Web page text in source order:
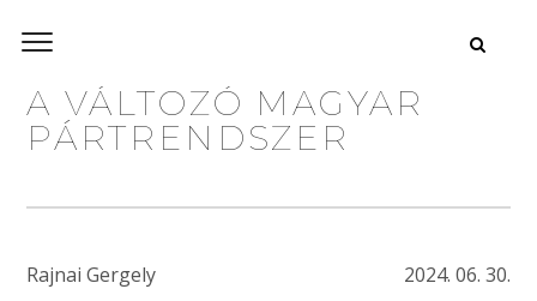
A VÁLTOZÓ MAGYAR
PÁRTRENDSZER
Rajnai Gergely 2024. 06. 30.